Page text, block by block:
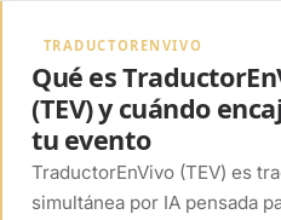
TRADUCTORENVIVO
Qué es
(TEV) y cuándo
tu evento
TraductorEnVivo (TEV) es
simultánea por IA pensada